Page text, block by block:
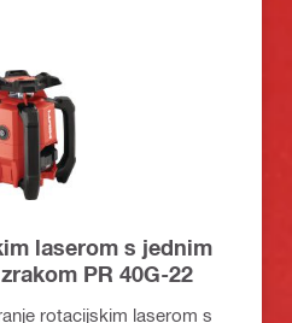
laserom s jednim
PR 40G-22
rotacijskim laserom s